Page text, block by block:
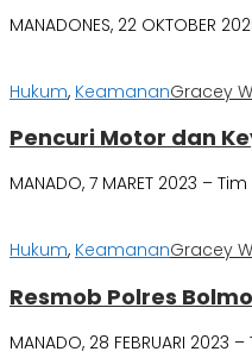
MANADONES, 22
Hukum, KeamananGracey
Pencuri Motor dan
MANADO, 7 MARET 2023 –
Hukum, KeamananGracey
Resmob Polres
MANADO, 28 FEBRUARI